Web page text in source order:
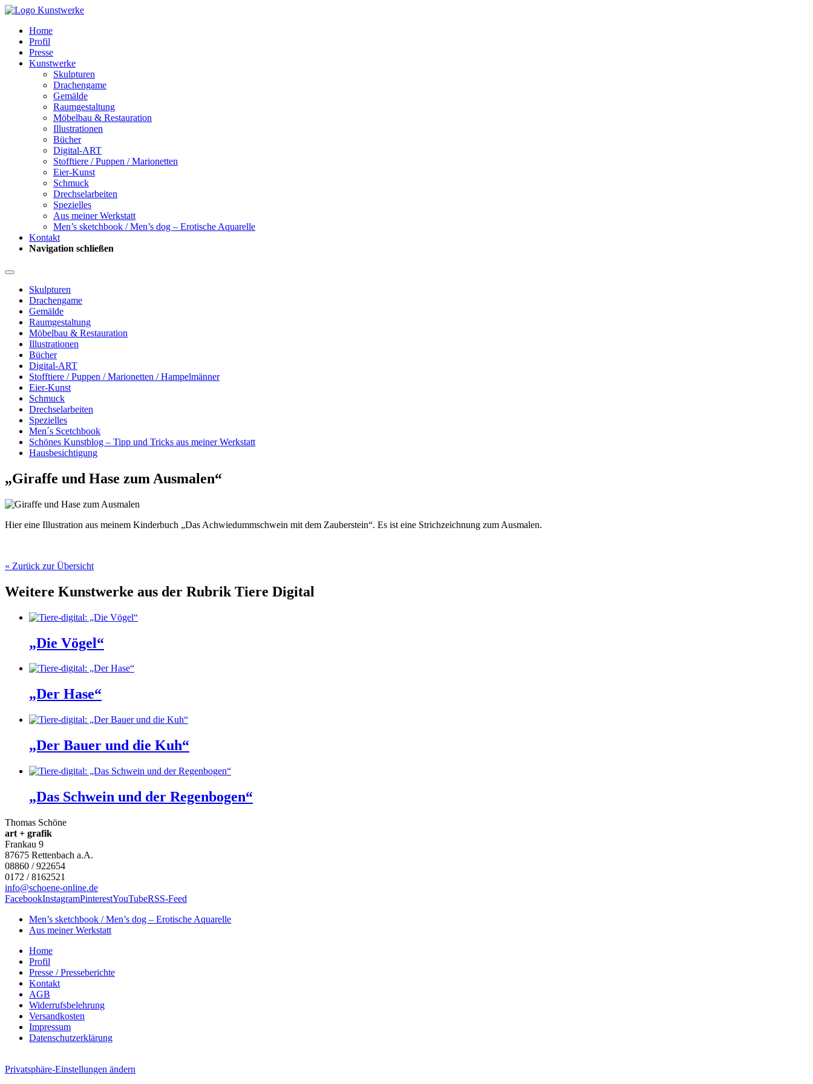
Home
Profil
Presse
Kunstwerke
Skulpturen
Drachengame
Gemälde
Raumgestaltung
Möbelbau & Restauration
Illustrationen
Bücher
Digital-ART
Stofftiere / Puppen / Marionetten
Eier-Kunst
Schmuck
Drechselarbeiten
Spezielles
Aus meiner Werkstatt
Men’s sketchbook / Men’s dog – Erotische Aquarelle
Kontakt
Navigation schließen
Skulpturen
Drachengame
Gemälde
Raumgestaltung
Möbelbau & Restauration
Illustrationen
Bücher
Digital-ART
Stofftiere / Puppen / Marionetten / Hampelmänner
Eier-Kunst
Schmuck
Drechselarbeiten
Spezielles
Men´s Scetchbook
Schönes Kunstblog – Tipp und Tricks aus meiner Werkstatt
Hausbesichtigung
„Giraffe und Hase zum Ausmalen“
Hier eine Illustration aus meinem Kinderbuch „Das Achwiedummschwein mit dem Zauberstein“. Es ist eine Strichzeichnung zum Ausmalen.
« Zurück zur Übersicht
Weitere Kunstwerke aus der Rubrik Tiere Digital
„Die Vögel“
„Der Hase“
„Der Bauer und die Kuh“
„Das Schwein und der Regenbogen“
Thomas Schöne
art + grafik
Frankau 9
87675 Rettenbach a.A.
08860 / 922654
0172 / 8162521
info@schoene-online.de
FacebookInstagramPinterestYouTubeRSS-Feed
Men’s sketchbook / Men’s dog – Erotische Aquarelle
Aus meiner Werkstatt
Home
Profil
Presse / Presseberichte
Kontakt
AGB
Widerrufsbelehrung
Versandkosten
Impressum
Datenschutzerklärung
Privatsphäre-Einstellungen ändern